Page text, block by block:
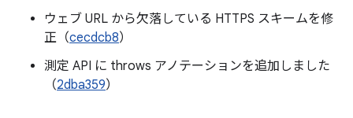
ウェブ URL から欠落している HTTPS スキームを修
正（cecdcb8）
測定 API に throws アノテーションを追加しました
（2dba359）